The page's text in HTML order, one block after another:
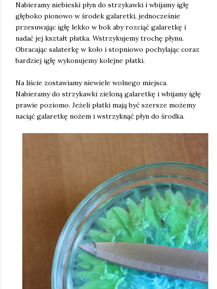
Nabieramy niebieski płyn do strzykawki i wbijamy igłę
głęboko pionowo w środek galaretki, jednocześnie
przesuwając igłę lekko w bok aby rozciąć galaretkę i
nadać jej kształt płatka. Wstrzykujemy trochę płynu.
Obracając salaterkę w koło i stopniowo pochylając coraz
bardziej igłę wykonujemy kolejne płatki.
Na liście zostawiamy niewiele wolnego miejsca.
Nabieramy do strzykawki zieloną galaretkę i wbijamy igłę
prawie poziomo. Jeżeli płatki mają być szersze możemy
naciąć galaretkę nożem i wstrzyknąć płyn do środka.